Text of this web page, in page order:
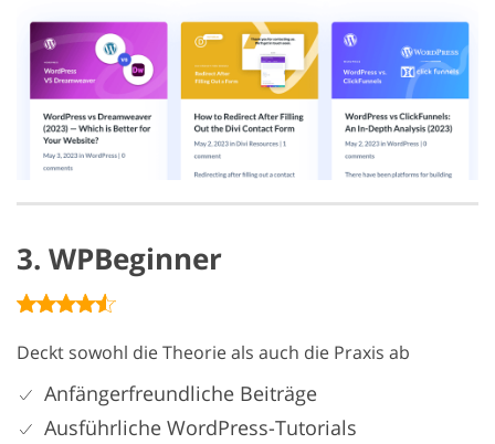
3. WPBeginner
Deckt sowohl die Theorie als auch die Praxis ab
Anfängerfreundliche Beiträge
Ausführliche WordPress-Tutorials